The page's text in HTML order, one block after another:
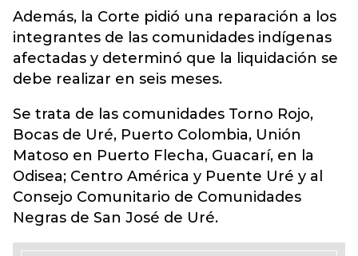
Además, la Corte pidió una reparación a los
integrantes de las comunidades indígenas
afectadas y determinó que la liquidación se
debe realizar en seis meses.
Se trata de las comunidades Torno Rojo,
Bocas de Uré, Puerto Colombia, Unión
Matoso en Puerto Flecha, Guacarí, en la
Odisea; Centro América y Puente Uré y al
Consejo Comunitario de Comunidades
Negras de San José de Uré.